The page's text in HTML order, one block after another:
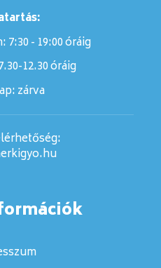
- 19:00 óráig
12.30 óráig
zárva